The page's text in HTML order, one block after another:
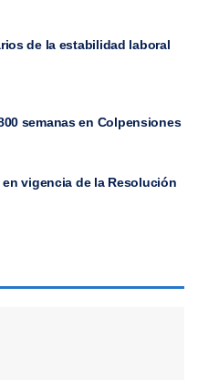
de la estabilidad laboral
semanas en Colpensiones
vigencia de la Resolución